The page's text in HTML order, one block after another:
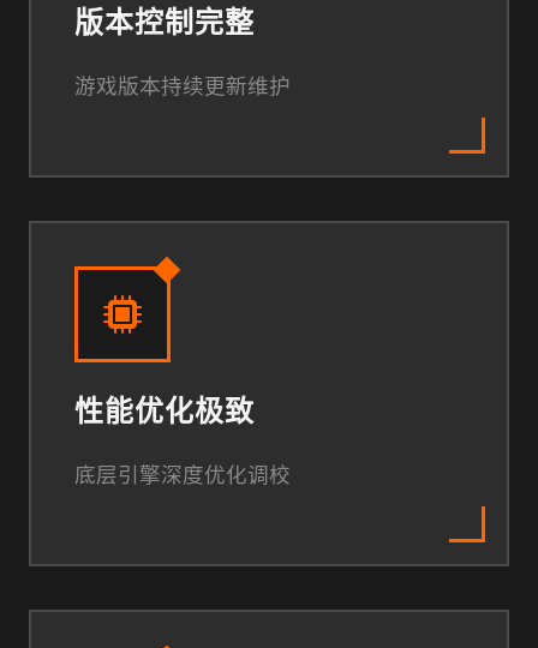
版本控制完整
游戏版本持续更新维护
性能优化极致
底层引擎深度优化调校